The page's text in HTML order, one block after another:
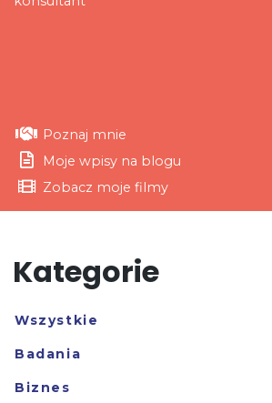
Poznaj mnie
Moje wpisy na blogu
Zobacz moje filmy
Kategorie
Wszystkie
Badania
Biznes